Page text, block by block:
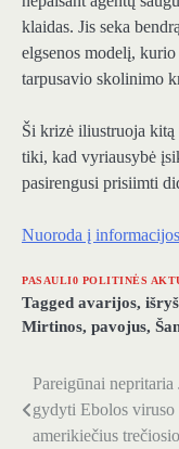
klaidas. Jis seka
elgsenos modelį,
tarpusavio skolinimo
Ši krizė iliustruoja
tiki, kad vyriausybė
pasirengusi prisiimti
Nuoroda į
PASAULI0 POLITINĖS
Tagged avarijos,
Mirtinos, pavojus,
Navigacija
tarp
Pareigūnai
gydyti Ebolos viruso
amerikiečius